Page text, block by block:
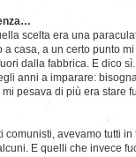
scelta era una
casa, a un certo punto
dalla fabbrica. E dico
anni a imparare:
pesava di più era stare
avevamo tutti
E quelli che invece